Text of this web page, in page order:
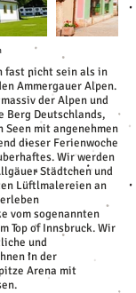
fast nicht sein als in
Ammergauer Alpen.
der Alpen und
Berg Deutschlands,
Seen mit angenehmen
dieser Ferienwoche
Wir werden
Städtchen und
Lüftlmalereien an
vom sogenannten
Top of Innsbruck. Wir
und
in der
Arena mit